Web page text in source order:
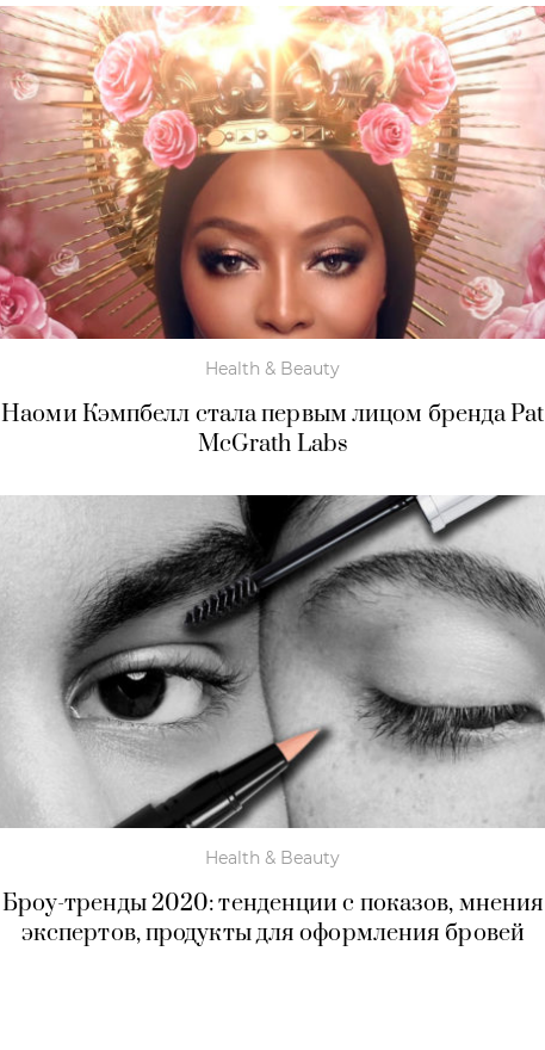
Health & Beauty
Наоми Кэмпбелл стала первым лицом бренда Pat
McGrath Labs
Health & Beauty
Броу-тренды 2020: тенденции с показов, мнения
экспертов, продукты для оформления бровей